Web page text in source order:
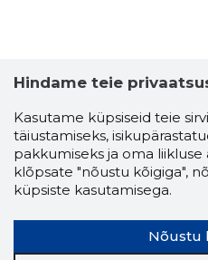
Hindame teie
Kasutame küpsiseid teie
täiustamiseks,
pakkumiseks ja oma liikluse
klõpsate "nõustu kõigiga",
küpsiste kasutamisega.
Nõustu